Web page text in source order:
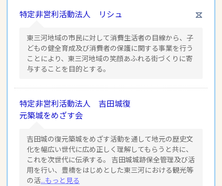
特定非営利活動法人 リシュ
東三河地域の市民に対して消費生活者の目線から、子
どもの健全育成及び消費者の保護に関する事業を行う
ことにより、東三河地域の笑顔あふれる街づくりに寄
与することを目的とする。
特定非営利活動法人 吉田城復
元築城をめざす会
吉田城の復元築城をめざす活動を通して地元の歴史文
化を幅広い世代に広め正しく理解してもらうと共に、
これを次世代に伝承する。 吉田城城跡保全管理及び活
用を行い、豊橋をはじめとした東三河における観光等
の活...もっと見る